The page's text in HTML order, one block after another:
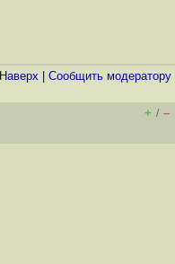
Наверх Cообщить модератору
+ / –